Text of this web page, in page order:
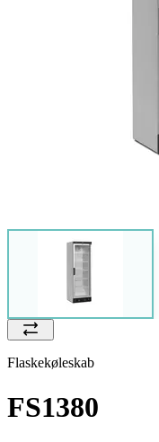
Flaskekøleskab
FS1380